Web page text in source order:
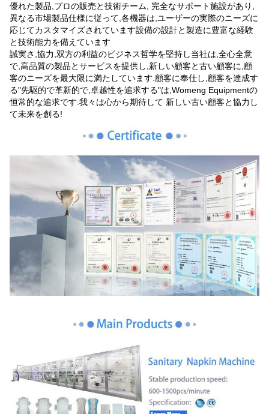
優れた製品,プロの販売と技術チーム, 完全なサポート施設があり,
異なる市場製品仕様に従って,各機器は,ユーザーの実際のニーズに
応じてカスタマイズされています設備の設計と製造に豊富な経験
と技術能力を備えています
誠実さ,協力,双方の利益のビジネス哲学を堅持し当社は,全心全意
で,高品質の製品とサービスを提供し,新しい顧客と古い顧客に,顧
客のニーズを最大限に満たしています.顧客に奉仕し,顧客を達成す
る"先駆的で革新的で,卓越性を追求する"は,Womeng Equipmentの
恒常的な追求です.我々は心から期待して 新しい古い顧客と協力し
て未来を創る!